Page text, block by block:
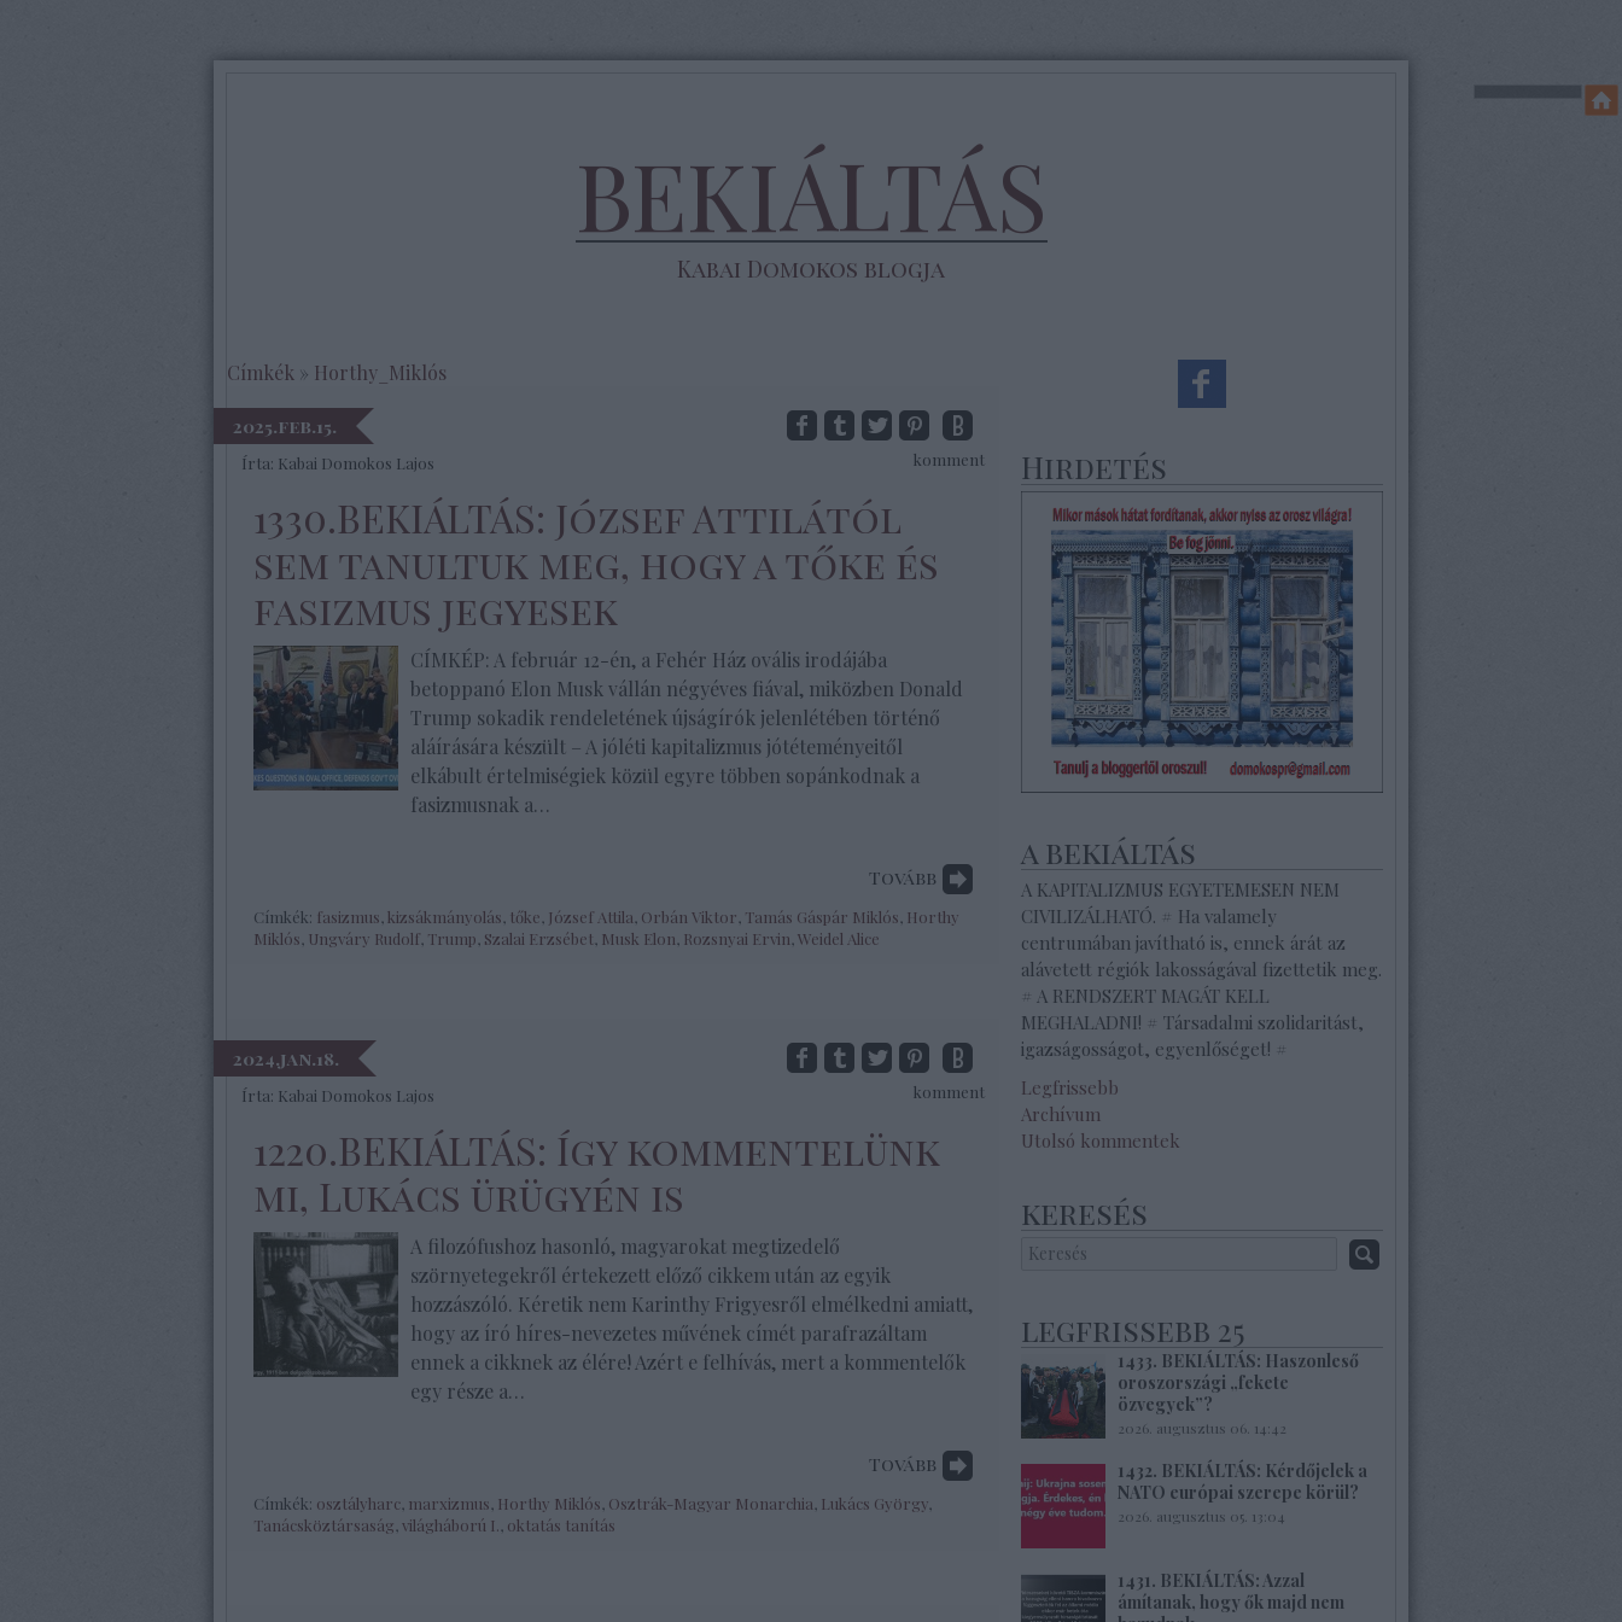
BEKIÁLTÁS
Kabai Domokos blogja
Címkék » Horthy_Miklós
2025.feb.15.
Írta: Kabai Domokos Lajos komment
1330.BEKIÁLTÁS: József Attilától
sem tanultuk meg, hogy a tőke és
fasizmus jegyesek
CÍMKÉP: A február 12-én, a Fehér Ház ovális irodájába
betoppanó Elon Musk vállán négyéves fiával, miközben Donald
Trump sokadik rendeletének újságírók jelenlétében történő
aláírására készült – A jóléti kapitalizmus jótéteményeitől
elkábult értelmiségiek közül egyre többen sopánkodnak a
fasizmusnak a…
Tovább
Címkék: fasizmus kizsákmányolás tőke József Attila Orbán Viktor Tamás Gáspár Miklós Horthy
Miklós Ungváry Rudolf Trump Szalai Erzsébet Musk Elon Rozsnyai Ervin Weidel Alice
2024.jan.18.
Írta: Kabai Domokos Lajos komment
1220.BEKIÁLTÁS: Így kommentelünk
mi, Lukács ürügyén is
A filozófushoz hasonló, magyarokat megtizedelő
szörnyetegekről értekezett előző cikkem után az egyik
hozzászóló. Kéretik nem Karinthy Frigyesről elmélkedni amiatt,
hogy az író híres-nevezetes művének címét parafrazáltam
ennek a cikknek az élére! Azért e felhívás, mert a kommentelők
egy része a…
Tovább
Címkék: osztályharc marxizmus Horthy Miklós Osztrák-Magyar Monarchia Lukács György
Tanácsköztársaság világháború I. oktatás tanítás
Hirdetés
a bekiáltás
A KAPITALIZMUS EGYETEMESEN NEM
CIVILIZÁLHATÓ. # Ha valamely
centrumában javítható is, ennek árát az
alávetett régiók lakosságával fizettetik meg.
# A RENDSZERT MAGÁT KELL
MEGHALADNI! # Társadalmi szolidaritást,
igazságosságot, egyenlőséget! #
Legfrissebb
Archívum
Utolsó kommentek
keresés
legfrissebb 25
1433. BEKIÁLTÁS: Haszonleső
oroszországi „fekete
özvegyek”?
2026. augusztus 06. 14:42
1432. BEKIÁLTÁS: Kérdőjelek a
NATO európai szerepe körül?
2026. augusztus 05. 13:04
1431. BEKIÁLTÁS: Azzal
ámítanak, hogy ők majd nem